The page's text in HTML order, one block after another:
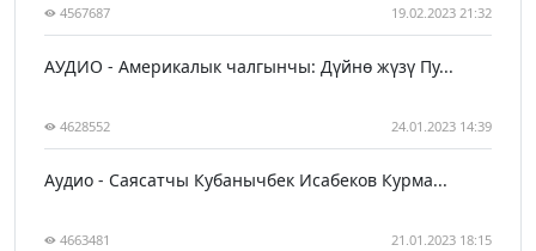
4567687 19.02.2023 21:32
АУДИО - Америкалык чалгынчы: Дүйнө жүзү Пу...
4628552 24.01.2023 14:39
Аудио - Саясатчы Кубанычбек Исабеков Курма...
4663481 21.01.2023 18:15